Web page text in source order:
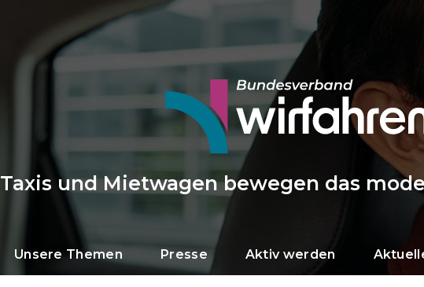
Taxis und Mietwagen bewegen das
Unsere Themen Presse Aktiv werden